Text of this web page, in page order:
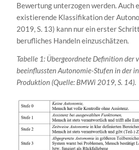
Bewertung unterzogen werden. Auch
existierende Klassifikation der
2019, S. 13) kann nur ein erster
berufliches Handeln einzuschätzen.
Tabelle 1: Übergeordnete Definition der
beeinflussten Autonomie-Stufen in der
Produktion (Quelle: BMWi 2019, S. 14).